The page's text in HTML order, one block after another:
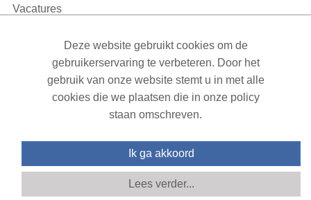
Vacatures
XML Sitemap| All rights reserved v1.7.6 (NAD-WEB-1)
Deze website gebruikt cookies om de
gebruikerservaring te verbeteren. Door het
gebruik van onze website stemt u in met alle
cookies die we plaatsen die in onze policy
staan omschreven.
Ik ga akkoord
Lees verder...